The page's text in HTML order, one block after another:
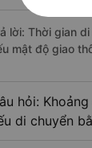
lời: Thời gian
mật độ giao
hỏi:
di chuyển